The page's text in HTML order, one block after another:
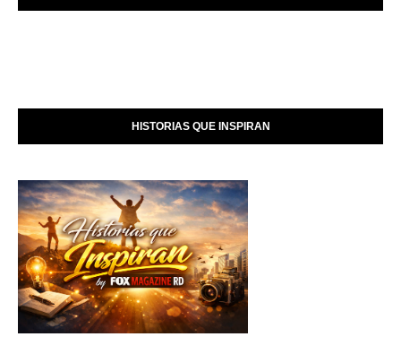
HISTORIAS QUE INSPIRAN